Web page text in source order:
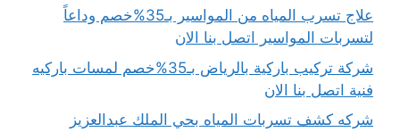
علاج تسرب المياه من المواسير بـ35%خصم وداعاً
لتسربات المواسير اتصل بنا الان
شركة تركيب باركية بالرياض بـ35%خصم لمسات باركيه
فنية اتصل بنا الان
شركه كشف تسربات المياه بحي الملك عبدالعزيز